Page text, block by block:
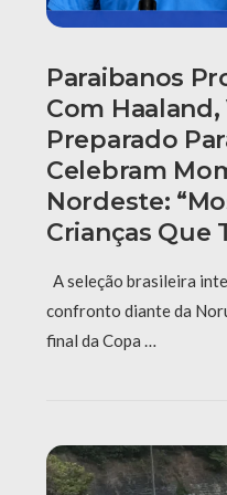
Paraibanos
Com Haaland,
Preparado
Celebram
Nordeste:
Crianças Que
A seleção brasileira
confronto diante da
final da Copa …